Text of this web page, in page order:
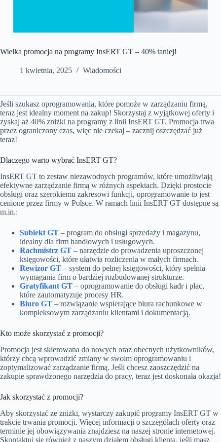
Wielka promocja na programy InsERT GT – 40% taniej!
1 kwietnia, 2025 Wiadomości
Jeśli szukasz oprogramowania, które pomoże w zarządzaniu firmą,
teraz jest idealny moment na zakup! Skorzystaj z wyjątkowej oferty i
zyskaj aż 40% zniżki na programy z linii InsERT GT. Promocja trwa
przez ograniczony czas, więc nie czekaj – zacznij oszczędzać już
teraz!
Dlaczego warto wybrać InsERT GT?
InsERT GT to zestaw niezawodnych programów, które umożliwiają
efektywne zarządzanie firmą w różnych aspektach. Dzięki prostocie
obsługi oraz szerokiemu zakresowi funkcji, oprogramowanie to jest
cenione przez firmy w Polsce. W ramach linii InsERT GT dostępne są
m.in.:
Subiekt GT – program do obsługi sprzedaży i magazynu,
idealny dla firm handlowych i usługowych.
Rachmistrz GT – narzędzie do prowadzenia uproszczonej
księgowości, które ułatwia rozliczenia w małych firmach.
Rewizor GT – system do pełnej księgowości, który spełnia
wymagania firm o bardziej rozbudowanej strukturze.
Gratyfikant GT – oprogramowanie do obsługi kadr i płac,
które zautomatyzuje procesy HR.
Biuro GT – rozwiązanie wspierające biura rachunkowe w
kompleksowym zarządzaniu klientami i dokumentacją.
Kto może skorzystać z promocji?
Promocja jest skierowana do nowych oraz obecnych użytkowników,
którzy chcą wprowadzić zmiany w swoim oprogramowaniu i
zoptymalizować zarządzanie firmą. Jeśli chcesz zaoszczędzić na
zakupie sprawdzonego narzędzia do pracy, teraz jest doskonała okazja!
Jak skorzystać z promocji?
Aby skorzystać ze zniżki, wystarczy zakupić programy InsERT GT w
trakcie trwania promocji. Więcej informacji o szczegółach oferty oraz
terminie jej obowiązywania znajdziesz na naszej stronie internetowej.
Skontaktuj się również z naszym działem obsługi klienta, jeśli masz